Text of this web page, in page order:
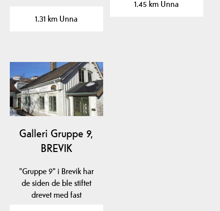
1.31 km Unna
1.45 km Unna
Galleri Gruppe 9,
BREVIK
"Gruppe 9" i Brevik har
de siden de ble stiftet
drevet med fast